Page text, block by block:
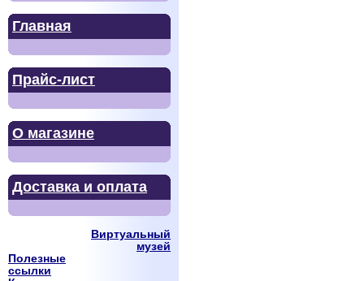
Главная
Прайс-лист
О магазине
Доставка и оплата
Виртуальный
музей
Полезные
ссылки